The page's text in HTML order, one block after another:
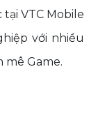
tại VTC Mobile
với nhiều
mê Game.